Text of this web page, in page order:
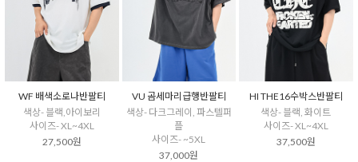
WF 배색소로나반팔티
색상- 블랙,아이보리
사이즈- XL~4XL
27,500원
VU 곰세마리급행반팔티
색상- 다크그레이, 파스텔퍼
플
사이즈- ~5XL
37,000원
HI THE16수박스반팔티
색상- 블랙, 화이트
사이즈- XL~4XL
37,500원